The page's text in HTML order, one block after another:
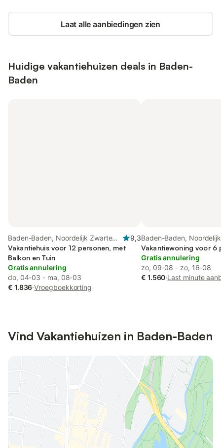
Laat alle aanbiedingen zien
Huidige vakantiehuizen deals in Baden-
Baden
Baden-Baden, Noordelijk Zwarte
Woud
9,3
Vakantiehuis voor 12 personen, met
Balkon en Tuin
Gratis annulering
do, 04-03 - ma, 08-03
€ 1.836·Vroegboekkorting
Baden-Baden,
Vakantiewoning voor 6
Gratis annulering
zo, 09-08 - zo, 16-08
€ 1.560·Last minute
Vind Vakantiehuizen in Baden-Baden